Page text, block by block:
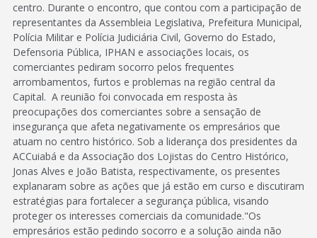
centro. Durante o encontro, que contou com a participação de
representantes da Assembleia Legislativa, Prefeitura Municipal,
Polícia Militar e Polícia Judiciária Civil, Governo do Estado,
Defensoria Pública, IPHAN e associações locais, os
comerciantes pediram socorro pelos frequentes
arrombamentos, furtos e problemas na região central da
Capital. A reunião foi convocada em resposta às
preocupações dos comerciantes sobre a sensação de
insegurança que afeta negativamente os empresários que
atuam no centro histórico. Sob a liderança dos presidentes da
ACCuiabá e da Associação dos Lojistas do Centro Histórico,
Jonas Alves e João Batista, respectivamente, os presentes
explanaram sobre as ações que já estão em curso e discutiram
estratégias para fortalecer a segurança pública, visando
proteger os interesses comerciais da comunidade."Os
empresários estão pedindo socorro e a solução ainda não